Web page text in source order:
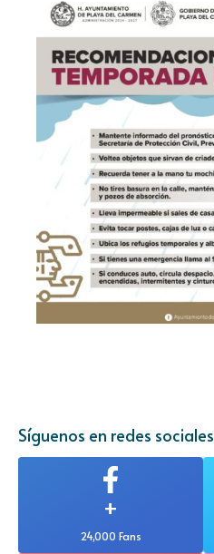
Síguenos en redes sociales
+
24,000 Fans